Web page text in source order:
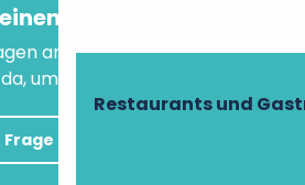
Restaurants und
Rat?
an unseren virtuellen
um Ihnen zu helfen.